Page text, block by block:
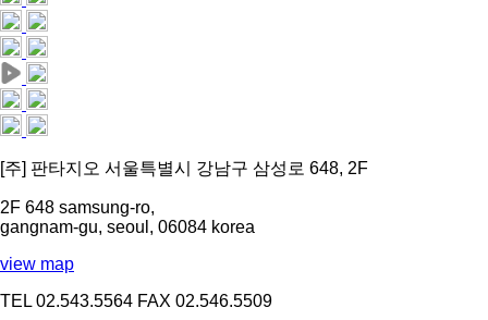
[주] 판타지오 서울특별시 강남구 삼성로 648, 2F
2F 648 samsung-ro,
gangnam-gu, seoul, 06084 korea
view map
TEL 02.543.5564 FAX 02.546.5509